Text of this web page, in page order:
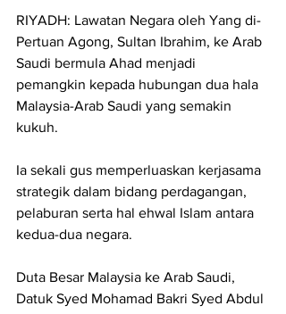
RIYADH: Lawatan Negara oleh Yang di-
Pertuan Agong, Sultan Ibrahim, ke Arab
Saudi bermula Ahad menjadi
pemangkin kepada hubungan dua hala
Malaysia-Arab Saudi yang semakin
kukuh.
Ia sekali gus memperluaskan kerjasama
strategik dalam bidang perdagangan,
pelaburan serta hal ehwal Islam antara
kedua-dua negara.
Duta Besar Malaysia ke Arab Saudi,
Datuk Syed Mohamad Bakri Syed Abdul